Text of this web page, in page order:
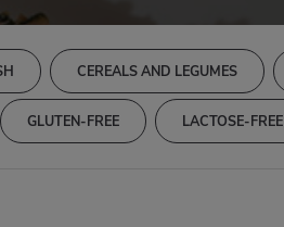
CEREALS AND LEGUMES
GLUTEN-FREE LACTOSE-FREE